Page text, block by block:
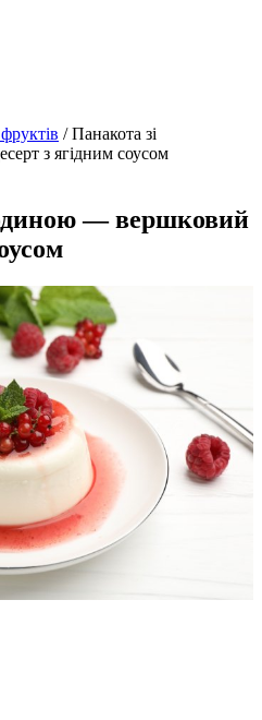
/ Панакота зі
з ягідним соусом
— вершковий